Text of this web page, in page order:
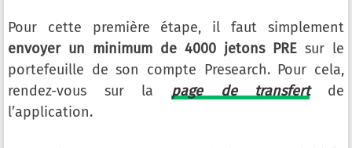
Pour cette première étape, il faut simplement
envoyer un minimum de 4000 jetons PRE sur le
portefeuille de son compte Presearch. Pour cela,
rendez-vous sur la page de transfertde
l’application.